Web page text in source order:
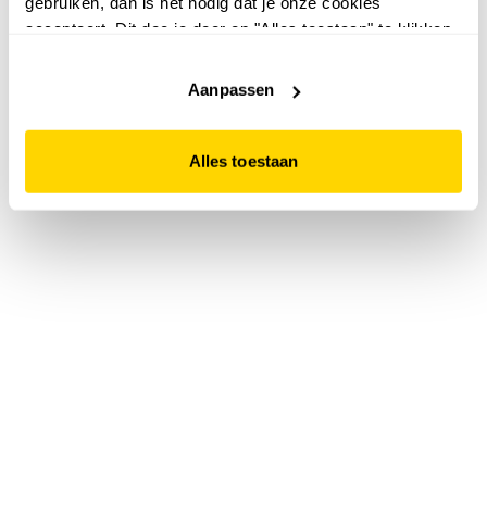
accepteert. Dit doe je door op "Alles toestaan" te klikken.
website niet optimaal functioneert.
Aanpassen
Alles toestaan